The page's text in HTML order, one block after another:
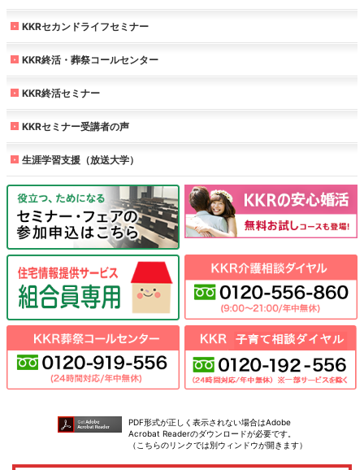
KKRセカンドライフセミナー
KKR終活・葬祭コールセンター
KKR終活セミナー
KKRセミナー受講者の声
生涯学習支援（放送大学）
PDF形式が正しく表示されない場合はAdobe
Acrobat Readerのダウンロードが必要です。
（こちらのリンクでは別ウィンドウが開きます）